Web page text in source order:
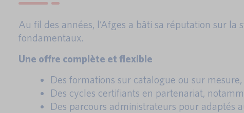
Au fil des années, l’Afges a bâti sa réputation sur
fondamentaux.
Une offre complète et flexible
Des formations sur catalogue ou sur
Des cycles certifiants en partenariat,
Des parcours administrateurs pour adaptés